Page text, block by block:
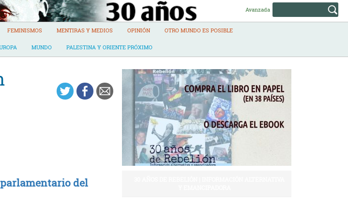
Avanzada
FEMINISMOS MENTIRAS Y MEDIOS OPINIÓN OTRO MUNDO ES POSIBLE
MUNDO PALESTINA Y ORIENTE PRÓXIMO
del